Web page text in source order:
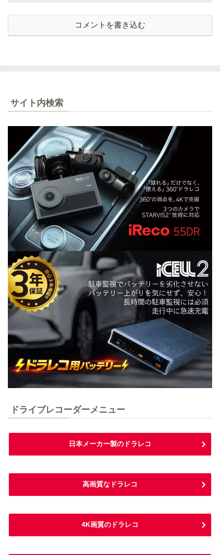
コメントを書き込む
サイト内検索
ドライブレコーダーメニュー
日本メーカー製のドラレコ
高画質なドラレコ
4K画質のドラレコ